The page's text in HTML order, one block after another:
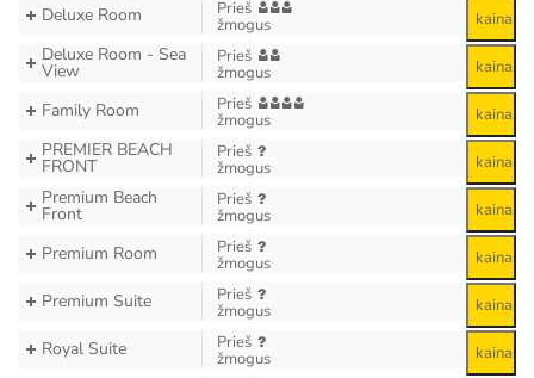
Deluxe Room Prieš
žmogus kaina
Deluxe Room - Sea
View
Prieš
žmogus kaina
Family Room Prieš
žmogus kaina
PREMIER BEACH
FRONT
Prieš
žmogus kaina
Premium Beach
Front
Prieš
žmogus kaina
Premium Room Prieš
žmogus kaina
Premium Suite Prieš
žmogus kaina
Royal Suite Prieš
žmogus kaina